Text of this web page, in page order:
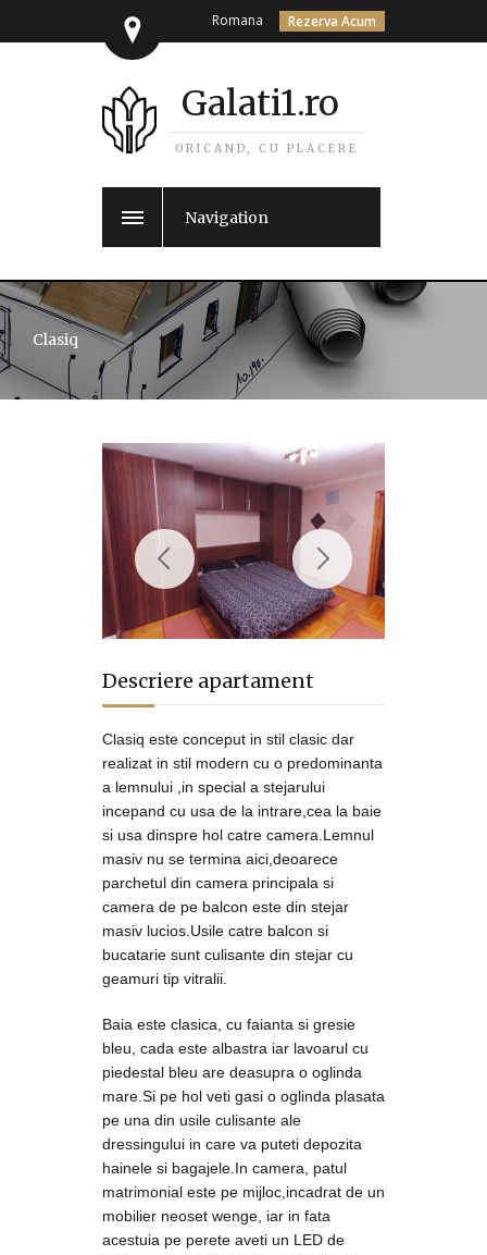
Rezerva Acum
Romana
Galati1.ro
ORICAND, CU PLACERE
Navigation
Clasiq
Descriere apartament
Clasiq este conceput in stil clasic dar
realizat in stil modern cu o predominanta
a lemnului ,in special a stejarului
incepand cu usa de la intrare,cea la baie
si usa dinspre hol catre camera.Lemnul
masiv nu se termina aici,deoarece
parchetul din camera principala si
camera de pe balcon este din stejar
masiv lucios.Usile catre balcon si
bucatarie sunt culisante din stejar cu
geamuri tip vitralii.
Baia este clasica, cu faianta si gresie
bleu, cada este albastra iar lavoarul cu
piedestal bleu are deasupra o oglinda
mare.Si pe hol veti gasi o oglinda plasata
pe una din usile culisante ale
dressingului in care va puteti depozita
hainele si bagajele.In camera, patul
matrimonial este pe mijloc,incadrat de un
mobilier neoset wenge, iar in fata
acestuia pe perete aveti un LED de